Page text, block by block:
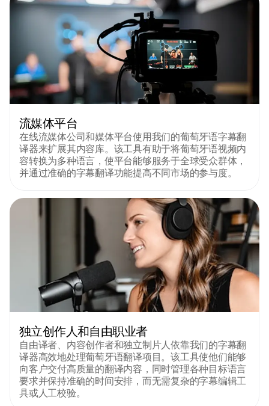
流媒体平台
在线流媒体公司和媒体平台使用我们的葡萄牙语字幕翻
译器来扩展其内容库。该工具有助于将葡萄牙语视频内
容转换为多种语言，使平台能够服务于全球受众群体，
并通过准确的字幕翻译功能提高不同市场的参与度。
独立创作人和自由职业者
自由译者、内容创作者和独立制片人依靠我们的字幕翻
译器高效地处理葡萄牙语翻译项目。该工具使他们能够
向客户交付高质量的翻译内容，同时管理各种目标语言
要求并保持准确的时间安排，而无需复杂的字幕编辑工
具或人工校验。